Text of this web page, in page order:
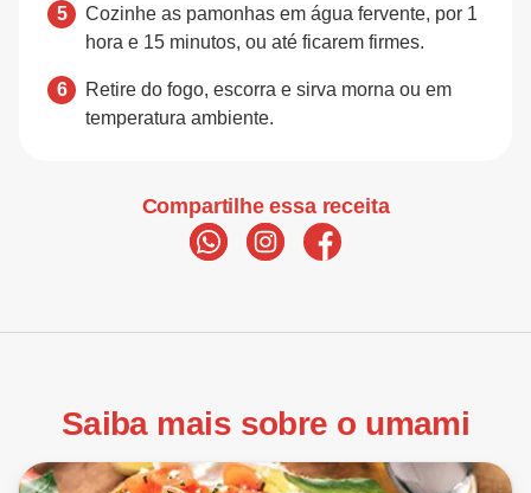
Cozinhe as pamonhas em água fervente, por 1
hora e 15 minutos, ou até ficarem firmes.
Retire do fogo, escorra e sirva morna ou em
temperatura ambiente.
Compartilhe essa receita
Saiba mais sobre o umami